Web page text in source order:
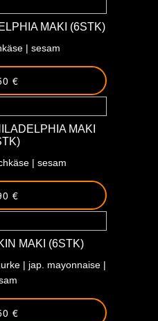
MAKI (6STK)
| sesam
€
MAKI
| sesam
€
MAKI (6STK)
| jap. mayonnaise |
€